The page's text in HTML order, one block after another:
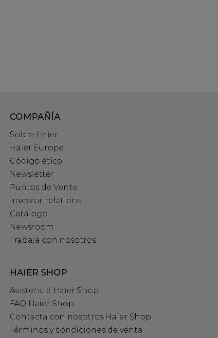
COMPAÑÍA
Sobre Haier
Haier Europe
Código ético
Newsletter
Puntos de Venta
Investor relations
Catálogo
Newsroom
Trabaja con nosotros
HAIER SHOP
Asistencia Haier Shop
FAQ Haier Shop
Contacta con nosotros Haier Shop
Términos y condiciones de venta